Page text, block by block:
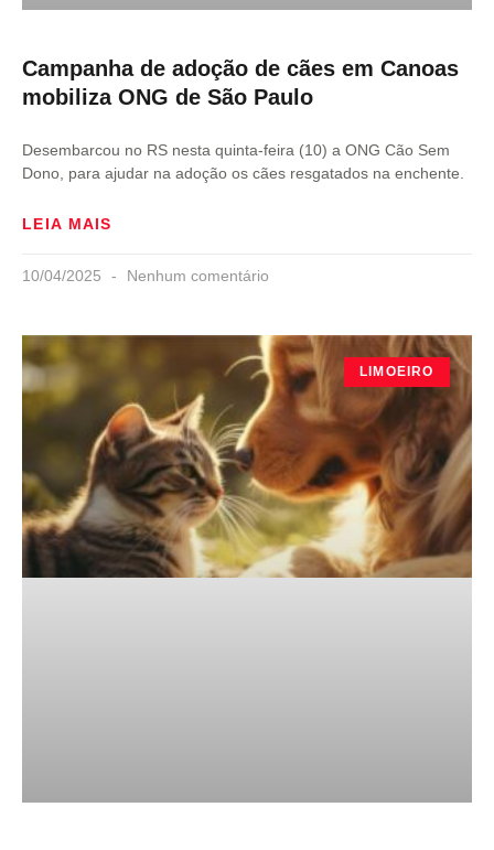
Campanha de adoção de cães em Canoas
mobiliza ONG de São Paulo
Desembarcou no RS nesta quinta-feira (10) a ONG Cão Sem
Dono, para ajudar na adoção os cães resgatados na enchente.
LEIA MAIS
10/04/2025 Nenhum comentário
LIMOEIRO